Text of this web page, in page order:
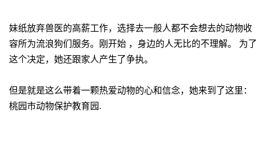
妹纸放弃兽医的高薪工作，选择去一般人都不会想去的动物收
容所为流浪狗们服务。刚开始 ，身边的人无比的不理解。 为了
这个决定，她还跟家人产生了争执。
但是就是这么带着一颗热爱动物的心和信念，她来到了这里：
桃园市动物保护教育园.